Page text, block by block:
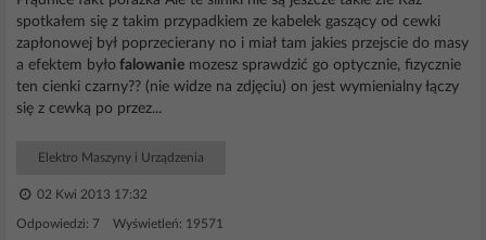
spotkałem się z takim przypadkiem ze kabelek gaszący od cewki
zapłonowej był poprzecierany no i miał tam jakies przejscie do masy
a efektem było falowanie mozesz sprawdzić go optycznie, fizycznie
ten cienki czarny?? (nie widze na zdjęciu) on jest wymienialny łączy
się z cewką po przez...
Elektro Maszyny i Urządzenia
02 Kwi 2013 17:32
Odpowiedzi: 7 Wyświetleń: 19571